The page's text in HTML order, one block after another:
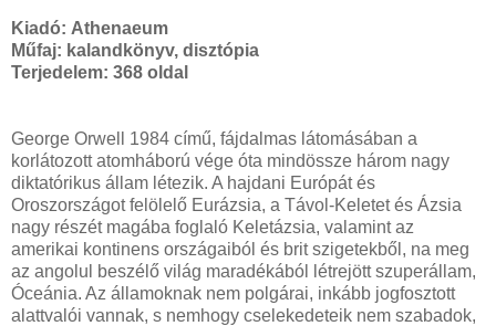
Kiadó: Athenaeum
Műfaj: kalandkönyv, disztópia
Terjedelem: 368 oldal
George Orwell 1984 című, fájdalmas látomásában a
korlátozott atomháború vége óta mindössze három nagy
diktatórikus állam létezik. A hajdani Európát és
Oroszországot felölelő Eurázsia, a Távol-Keletet és Ázsia
nagy részét magába foglaló Keletázsia, valamint az
amerikai kontinens országaiból és brit szigetekből, na meg
az angolul beszélő világ maradékából létrejött szuperállam,
Óceánia. Az államoknak nem polgárai, inkább jogfosztott
alattvalói vannak, s nemhogy cselekedeteik nem szabadok,